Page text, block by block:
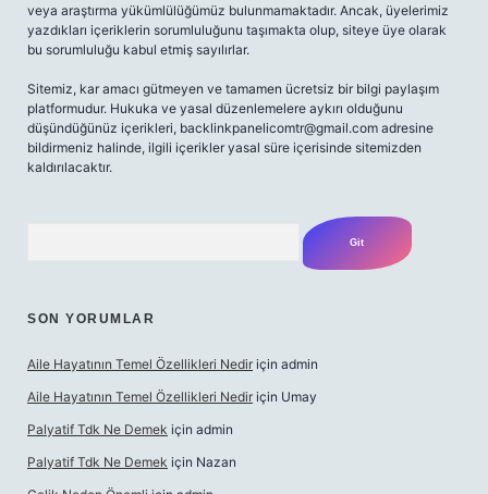
veya araştırma yükümlülüğümüz bulunmamaktadır. Ancak, üyelerimiz
yazdıkları içeriklerin sorumluluğunu taşımakta olup, siteye üye olarak
bu sorumluluğu kabul etmiş sayılırlar.
Sitemiz, kar amacı gütmeyen ve tamamen ücretsiz bir bilgi paylaşım
platformudur. Hukuka ve yasal düzenlemelere aykırı olduğunu
düşündüğünüz içerikleri, backlinkpanelicomtr@gmail.com adresine
bildirmeniz halinde, ilgili içerikler yasal süre içerisinde sitemizden
kaldırılacaktır.
SON YORUMLAR
Aile Hayatının Temel Özellikleri Nedir için admin
Aile Hayatının Temel Özellikleri Nedir için Umay
Palyatif Tdk Ne Demek için admin
Palyatif Tdk Ne Demek için Nazan